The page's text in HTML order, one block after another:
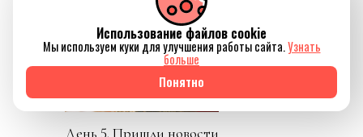
День 5. Пришли новости
Использование файлов cookie
Мы используем куки для улучшения работы сайта.Узнать
больше
Понятно